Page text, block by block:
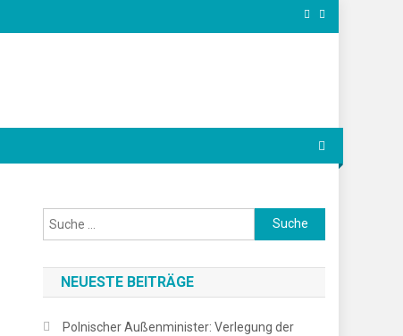
Suche
nach:
NEUESTE BEITRÄGE
Polnischer Außenminister: Verlegung der